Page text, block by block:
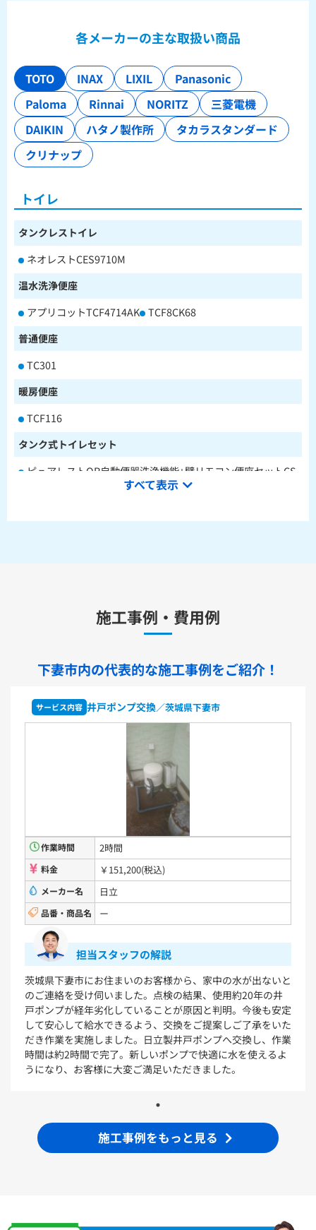
各メーカーの主な取扱い商品
TOTO INAX LIXIL
Panasonic
Paloma
Rinnai NORITZ
三菱電機
DAIKIN
ハタノ製作所
タカラスタンダード
クリナップ
トイレ
タンクレストイレ
ネオレストCES9710M
温水洗浄便座
アプリコットTCF4714AK TCF8CK68
普通便座
TC301
暖房便座
TCF116
タンク式トイレセット
ピュアレストQR自動便器洗浄機能+壁リモコン便座セットCS
232BM+SH233BA+TCF4714AK
TKS05321Z TKS05305JA TKS05305ZA
TKS05301J TKS05311J
TKS05310J
洗面化粧台用水栓金具
TLHG30ES TLHG30ERZ
TLHG31AEFR TLHG31AEFZ TLHG30EGR
TLS05301J TLS05301Z TLG05301J TLG05301Z
TBV03401J1 TBV03401Z1
洗面化粧台
VシリーズLMPB060A1GDC1G+LDPB060BAGEN2
VシリーズLMPB075A1GDC1G+LDPB075BAGEN2
VシリーズLMPB075A3GDC1G+LDPB075BAGEN2
VシリーズLMPB075B1GDC1G+LDPB075BAGEN2
浴室
シンラ サザナ
キッチン
すべて表示
施工事例・費用例
下妻市内の代表的な施工事例をご紹介！
サービス内容 井戸ポンプ交換／茨城県下妻市
作業時間 2時間
料金 ￥151,200(税込)
メーカー名 日立
品番・商品名 ー
担当スタッフの解説
茨城県下妻市にお住まいのお客様から、家中の水が出ないと
のご連絡を受け伺いました。点検の結果、使用約20年の井
戸ポンプが経年劣化していることが原因と判明。今後も安定
して安心して給水できるよう、交換をご提案しご了承をいた
だき作業を実施しました。日立製井戸ポンプへ交換し、作業
時間は約2時間で完了。新しいポンプで快適に水を使えるよ
うになり、お客様に大変ご満足いただきました。
施工事例をもっと見る